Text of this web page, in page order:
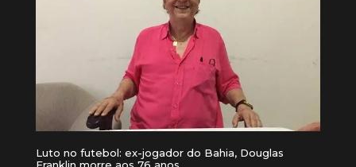
Luto no futebol: ex-jogador do Bahia, Douglas